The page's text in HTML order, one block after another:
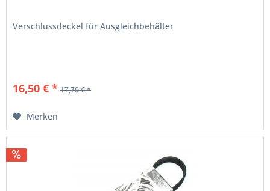
Verschlussdeckel für Ausgleichbehälter
16,50 € * 17,70 € *
Merken